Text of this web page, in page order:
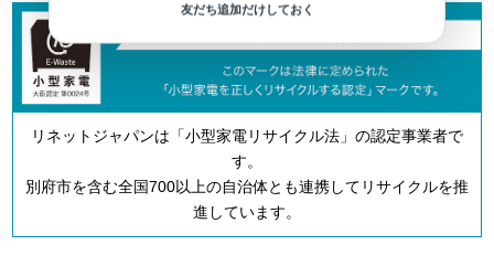
リネットジャパンは「小型家電リサイクル法」の認定事業者で
す。
別府市を含む全国700以上の自治体とも連携してリサイクルを推
進しています。
友だち追加だけしておく